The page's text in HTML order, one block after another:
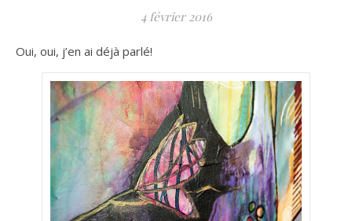
4 février 2016
Oui, oui, j’en ai déjà parlé!